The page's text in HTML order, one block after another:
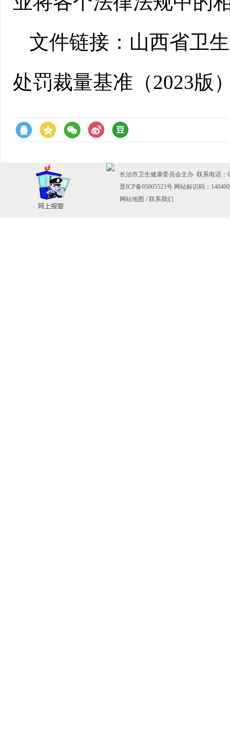
文件链接： 山西省卫
处罚裁量基准（2023版
长治市卫生健康委员会主办 联系电话：
晋ICP备05005523号 网站标识码：
网站地图 / 联系我们